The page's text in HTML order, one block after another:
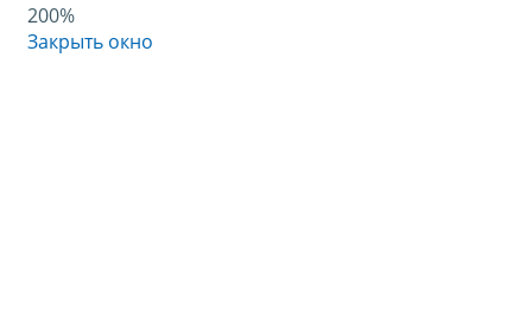
200%
Закрыть окно